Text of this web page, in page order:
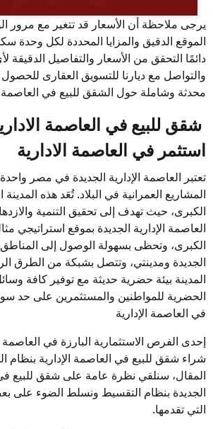
يرجى ملاحظة أن الأسعار قد تتغير مع
الموقع الدقيق والمزايا المحددة لكل وحدة
دائمًا التحقق من الأسعار والتفاصيل الدقيقة
والتواصل مع ديارنا للتسويق العقارى
محدثة وشاملة حول الشقق للبيع في العاصمة
شقق للبيع في العاصمة
استثمر في العاصمة الادارية
تعتبر العاصمة الإدارية الجديدة في مصر
المشاريع العمرانية في البلاد. تُعَد هذه
الكبرى، حيث تهدف إلى تحقيق التنمية
العاصمة الإدارية الجديدة بموقع استراتيجي
الكبرى، وتحظى بسهولة الوصول إلى المناطق
الجديدة ومدينتي، وتتصل بشبكة من الطرق
المدينة بيئة حضرية حديثة مع توفير كافة
الحضرية للمواطنين والمستثمرين على حد
في العاصمة الإدارية
إحدى الفرص الاستثمارية البارزة في العاصمة
شراء شقق للبيع في العاصمة الإدارية بنظام
المقال، سنلقي نظرة عامة على شقق للبيع في
الجديدة بنظام التقسيط ونسلط الضوء على بعض
التي تقدمها.